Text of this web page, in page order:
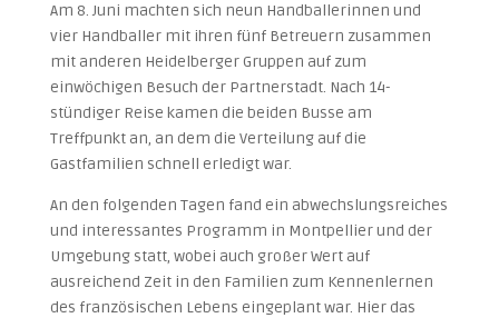
Am 8. Juni machten sich neun Handballerinnen und
vier Handballer mit ihren fünf Betreuern zusammen
mit anderen Heidelberger Gruppen auf zum
einwöchigen Besuch der Partnerstadt. Nach 14-
stündiger Reise kamen die beiden Busse am
Treffpunkt an, an dem die Verteilung auf die
Gastfamilien schnell erledigt war.
An den folgenden Tagen fand ein abwechslungsreiches
und interessantes Programm in Montpellier und der
Umgebung statt, wobei auch großer Wert auf
ausreichend Zeit in den Familien zum Kennenlernen
des französischen Lebens eingeplant war. Hier das